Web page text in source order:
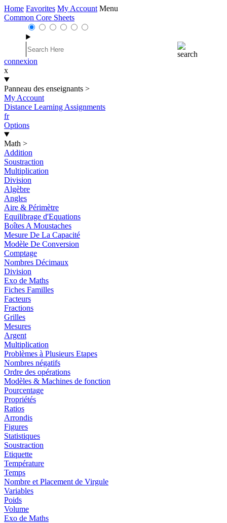
Home Favorites My Account Menu
Common Core Sheets
connexion
x
Panneau des enseignants >
My Account
Distance Learning Assignments
fr
Options
Math >
Addition
Soustraction
Multiplication
Division
Algèbre
Angles
Aire & Périmètre
Equilibrage d'Equations
Boîtes A Moustaches
Mesure De La Capacité
Modèle De Conversion
Comptage
Nombres Décimaux
Division
Exo de Maths
Fiches Familles
Facteurs
Fractions
Grilles
Mesures
Argent
Multiplication
Problèmes à Plusieurs Etapes
Nombres négatifs
Ordre des opérations
Modèles & Machines de fonction
Pourcentage
Propriétés
Ratios
Arrondis
Figures
Statistiques
Soustraction
Etiquette
Température
Temps
Nombre et Placement de Virgule
Variables
Poids
Volume
Exo de Maths